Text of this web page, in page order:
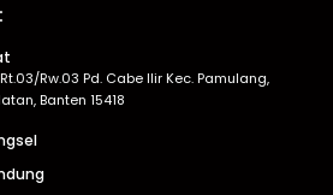
Rw.03 Pd. Cabe Ilir Kec. Pamulang,
Banten 15418